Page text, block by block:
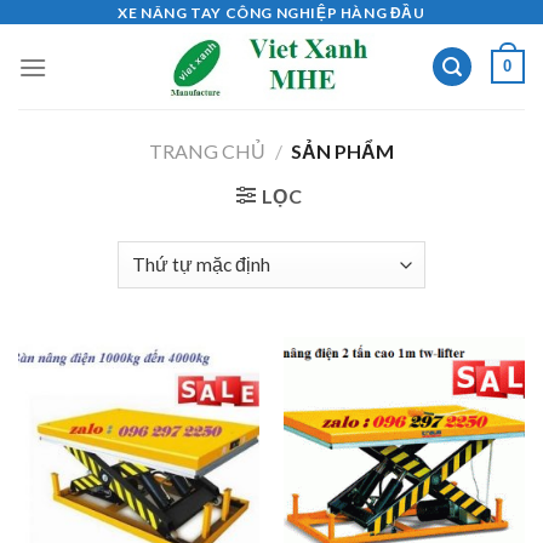
content
XE NÂNG TAY CÔNG NGHIỆP HÀNG ĐẦU
0
TRANG CHỦ / SẢN PHẨM
LỌC